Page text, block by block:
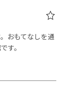
おもてなしを通
す。